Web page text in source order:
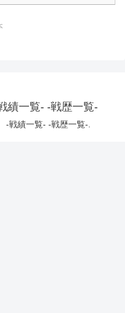
績一覧- -戦歴一覧-
戦績一覧- -戦歴一覧-.